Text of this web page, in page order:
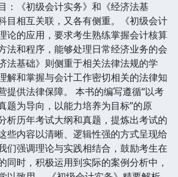
：《初级会计实务》和《经济法基
目相互关联，又各有侧重。《初级会计
论的应用，要求考生熟练掌握会计核算
法和程序，能够处理日常经济业务的会
法基础》则侧重于相关法律法规的学
解和掌握与会计工作密切相关的法律知
提供法律保障。 本书的编写遵循“以考
题为导向，以能力培养为目标”的原
析历年考试大纲和真题，提炼出考试的
些内容以清晰、逻辑性强的方式呈现给
们强调理论与实践相结合，鼓励考生在
同时，积极运用到实际的案例分析中，